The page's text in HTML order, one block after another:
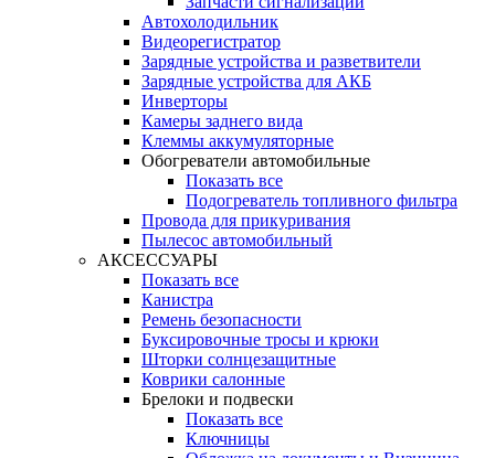
Автохолодильник
Видеорегистратор
Зарядные устройства и разветвители
Зарядные устройства для АКБ
Инверторы
Камеры заднего вида
Клеммы аккумуляторные
Обогреватели автомобильные
Показать все
Подогреватель топливного фильтра
Провода для прикуривания
Пылесос автомобильный
АКСЕССУАРЫ
Показать все
Канистра
Ремень безопасности
Буксировочные тросы и крюки
Шторки солнцезащитные
Коврики салонные
Брелоки и подвески
Показать все
Ключницы